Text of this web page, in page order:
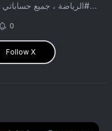
#الرياضة ، جميع حساباتي
0
Follow X